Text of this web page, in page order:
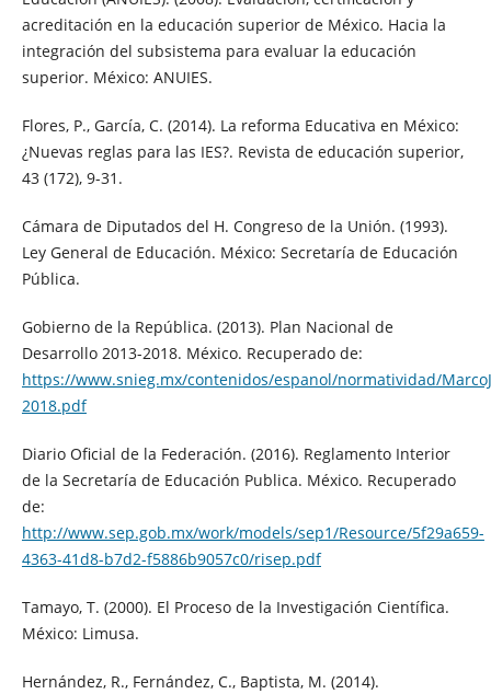
acreditación en la educación superior de México. Hacia la
integración del subsistema para evaluar la educación
superior. México: ANUIES.
Flores, P., García, C. (2014). La reforma Educativa en México:
¿Nuevas reglas para las IES?. Revista de educación superior,
43 (172), 9-31.
Cámara de Diputados del H. Congreso de la Unión. (1993).
Ley General de Educación. México: Secretaría de Educación
Pública.
Gobierno de la República. (2013). Plan Nacional de
Desarrollo 2013-2018. México. Recuperado de:
https://www.snieg.mx/contenidos/espanol/normatividad/
2018.pdf
Diario Oficial de la Federación. (2016). Reglamento Interior
de la Secretaría de Educación Publica. México. Recuperado
de:
http://www.sep.gob.mx/work/models/sep1/Resource/5f29a659-
4363-41d8-b7d2-f5886b9057c0/risep.pdf
Tamayo, T. (2000). El Proceso de la Investigación Científica.
México: Limusa.
Hernández, R., Fernández, C., Baptista, M. (2014).